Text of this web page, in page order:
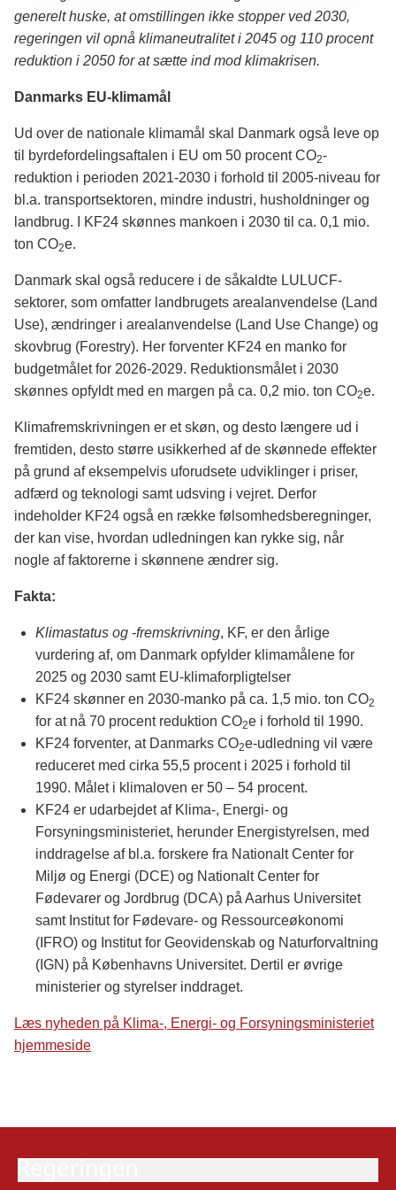
generelt huske, at omstillingen ikke stopper ved 2030,
regeringen vil opnå klimaneutralitet i 2045 og 110 procent
reduktion i 2050 for at sætte ind mod klimakrisen.
Danmarks EU-klimamål
Ud over de nationale klimamål skal Danmark også leve op
til byrdefordelingsaftalen i EU om 50 procent CO2-
reduktion i perioden 2021-2030 i forhold til 2005-niveau for
bl.a. transportsektoren, mindre industri, husholdninger og
landbrug. I KF24 skønnes mankoen i 2030 til ca. 0,1 mio.
ton CO2e.
Danmark skal også reducere i de såkaldte LULUCF-
sektorer, som omfatter landbrugets arealanvendelse (Land
Use), ændringer i arealanvendelse (Land Use Change) og
skovbrug (Forestry). Her forventer KF24 en manko for
budgetmålet for 2026-2029. Reduktionsmålet i 2030
skønnes opfyldt med en margen på ca. 0,2 mio. ton CO2e.
Klimafremskrivningen er et skøn, og desto længere ud i
fremtiden, desto større usikkerhed af de skønnede effekter
på grund af eksempelvis uforudsete udviklinger i priser,
adfærd og teknologi samt udsving i vejret. Derfor
indeholder KF24 også en række følsomhedsberegninger,
der kan vise, hvordan udledningen kan rykke sig, når
nogle af faktorerne i skønnene ændrer sig.
Fakta:
Klimastatus og -fremskrivning, KF, er den årlige
vurdering af, om Danmark opfylder klimamålene for
2025 og 2030 samt EU-klimaforpligtelser
KF24 skønner en 2030-manko på ca. 1,5 mio. ton CO2
for at nå 70 procent reduktion CO2e i forhold til 1990.
KF24 forventer, at Danmarks CO2e-udledning vil være
reduceret med cirka 55,5 procent i 2025 i forhold til
1990. Målet i klimaloven er 50 – 54 procent.
KF24 er udarbejdet af Klima-, Energi- og
Forsyningsministeriet, herunder Energistyrelsen, med
inddragelse af bl.a. forskere fra Nationalt Center for
Miljø og Energi (DCE) og Nationalt Center for
Fødevarer og Jordbrug (DCA) på Aarhus Universitet
samt Institut for Fødevare- og Ressourceøkonomi
(IFRO) og Institut for Geovidenskab og Naturforvaltning
(IGN) på Københavns Universitet. Dertil er øvrige
ministerier og styrelser inddraget.
Læs nyheden på Klima-, Energi- og Forsyningsministeriet
hjemmeside